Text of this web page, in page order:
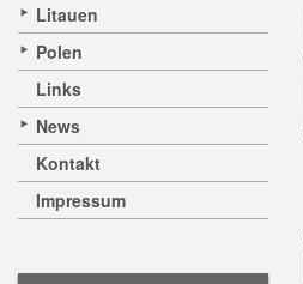
Litauen
Polen
Links
News
Kontakt
Impressum